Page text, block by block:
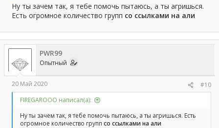
Ну ты зачем так, я тебе помочь пытаюсь, а ты агришься.
Есть огромное количество групп со ссылками на али
PWR99
Опытный
20 Май 2020
#10
FIREGAROOO написал(а):
Ну ты зачем так, я тебе помочь пытаюсь, а ты агришься. Есть
огромное количество групп со ссылками на али